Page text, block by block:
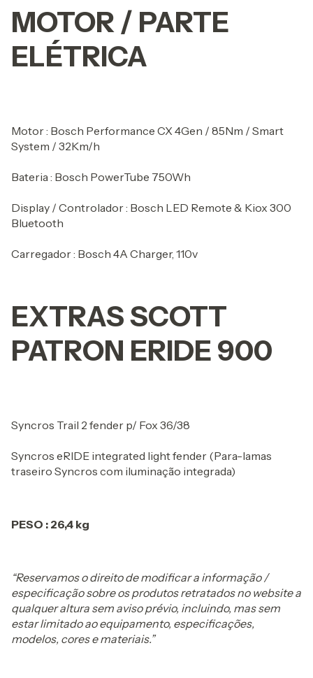
MOTOR / PARTE
ELÉTRICA
Motor : Bosch Performance CX 4Gen / 85Nm / Smart
System / 32Km/h
Bateria : Bosch PowerTube 750Wh
Display / Controlador : Bosch LED Remote & Kiox 300
Bluetooth
Carregador : Bosch 4A Charger, 110v
EXTRAS SCOTT
PATRON ERIDE 900
Syncros Trail 2 fender p/ Fox 36/38
Syncros eRIDE integrated light fender (Para-lamas
traseiro Syncros com iluminação integrada)
PESO : 26,4 kg
“Reservamos o direito de modificar a informação /
especificação sobre os produtos retratados no website a
qualquer altura sem aviso prévio, incluindo, mas sem
estar limitado ao equipamento, especificações,
modelos, cores e materiais.”